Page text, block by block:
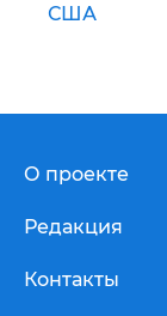
США
О проекте
Редакция
Контакты